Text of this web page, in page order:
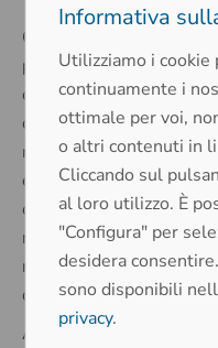
Oggi le soluzioni di
possono essere
completando le
controllo e la
motivo i display e i
elementi di
odierni. Tuttavia, il
non si crea solo
reso possibile solo
display nei componenti
A seconda
Informativa
Utilizziamo i
continuamente i
ottimale per voi,
o altri contenuti in
Cliccando sul
al loro utilizzo. È
"Configura" per
desidera
sono disponibili
privacy.